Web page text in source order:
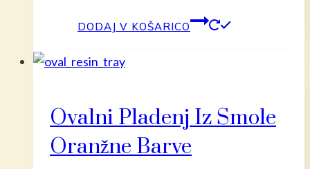
DODAJ V KOŠARICO
Ovalni Pladenj Iz Smole
Oranžne Barve